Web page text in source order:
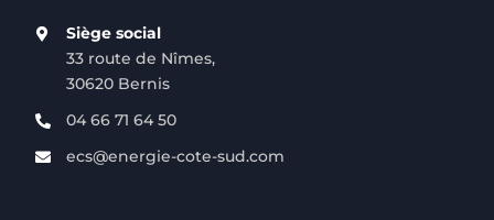
Siège social
33 route de Nîmes,
30620 Bernis
04 66 71 64 50
ecs@energie-cote-sud.com